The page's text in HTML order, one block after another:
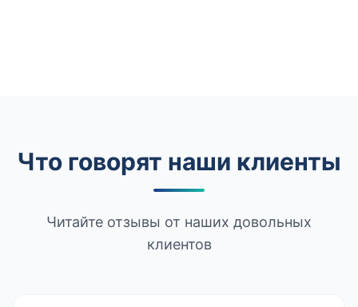
Что говорят наши клиенты
Читайте отзывы от наших довольных
клиентов